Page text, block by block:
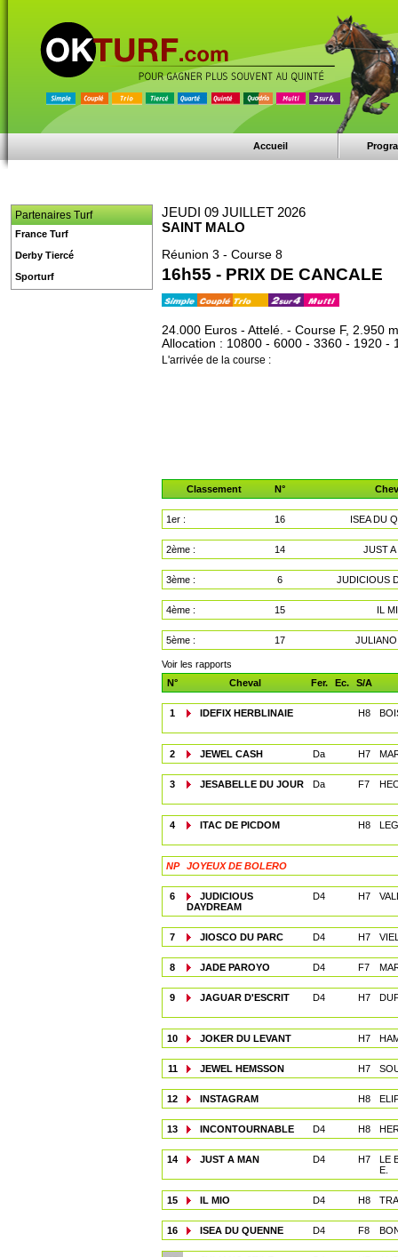
Accueil
JEUDI 09 JUILLET 2026
SAINT MALO
Réunion 3 - Course 8
16h55 - PRIX DE CANCALE
24.000 Euros - Attelé. - Course F, 2.950
Allocation : 10800 - 6000 - 3360 - 1920 -
L'arrivée de la course :
Classement N°
1er : 16 ISEA DU
2ème : 14 JUST A
3ème : 6 JUDICIOUS
4ème : 15 IL
5ème : 17
Voir les rapports
N°
Cheval Fer. Ec. S/A
1 IDEFIX HERBLINAIE H8
2 JEWEL CASH Da H7
3 JESABELLE DU JOUR Da F7
4 ITAC DE PICDOM H8
NP JOYEUX DE BOLERO
6
JUDICIOUS
DAYDREAM
D4 H7
7 JIOSCO DU PARC D4 H7
8 JADE PAROYO D4 F7
9 JAGUAR D'ESCRIT D4 H7
10 JOKER DU LEVANT H7
11 JEWEL HEMSSON H7
12 INSTAGRAM H8
13 INCONTOURNABLE D4 H8
14 JUST A MAN D4 H7
LE
E.
15 IL MIO D4 H8
16 ISEA DU QUENNE D4 F8
Partenaires Turf
France Turf
Derby Tiercé
Sporturf